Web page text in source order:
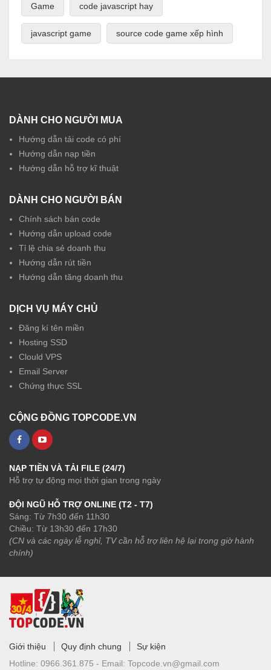
Game code javascript hay
javascript game source code game xếp hình
DÀNH CHO NGƯỜI MUA
Hướng dẫn tải code có phí
Hướng dẫn nạp tiền
Hướng dẫn hỗ trợ kĩ thuật
DÀNH CHO NGƯỜI BÁN
Chính sách bán code
Hướng dẫn upload code
Tỉ lệ chia sẻ doanh thu
Hướng dẫn rút tiền
Hướng dẫn tăng doanh thu
DỊCH VỤ MÁY CHỦ
Đăng kí tên miền
Hosting SSD
Clould VPS
Email Server
Chứng thực SSL
CỘNG ĐỒNG TOPCODE.VN
NẠP TIỀN VÀ TẢI FILE (24/7)
Hỗ trợ tự động mọi thời gian trong ngày
ĐỘI NGŨ HỖ TRỢ ONLINE (T2 - T7)
Sáng: Từ 7h30 đến 11h30
Chiều: Từ 13h30 đến 17h30
(CN và các ngày lễ nghỉ, TV cần hỗ trợ liên hệ lại trong giờ hành
chính)
Giới thiệu Quy định chung
Sự kiện
Hotline: 0966.361.875 - Email: Topcode.vn@gmail.com